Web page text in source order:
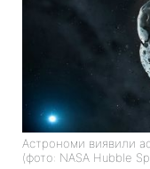
Астрономи виявили
(фото: NASA Hubble